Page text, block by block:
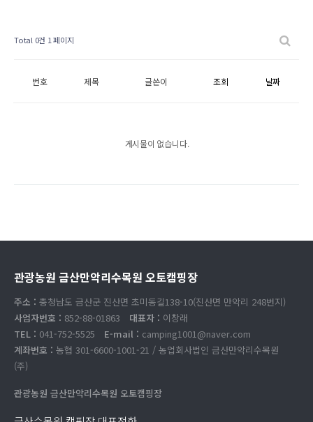
Total 0건 1 페이지
번호 제목 글쓴이 조회 날짜
게시물이 없습니다.
관광농원 금산만악리수목원 오토캠핑장
주소 : 충청남도 금산군 진산면 초미동길138-10(진산면 만악리 248번지)
사업자번호 : 852-88-01863 대표자 : 이창래
TEL : 041-752-5525 E-mail : camping1001@naver.com
계좌번호 : 농협 301-6600-1001-21 / 농업회사법인 금산만악리수목원
(주)
관광농원 금산만악리수목원 오토캠핑장